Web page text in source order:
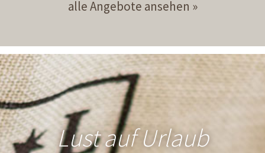
alle Angebote ansehen
Lust auf Urlaub